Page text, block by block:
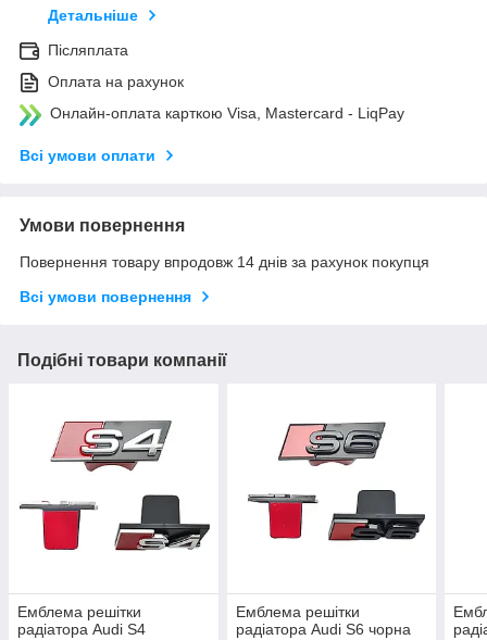
Детальніше
Післяплата
Оплата на рахунок
Онлайн-оплата карткою Visa, Mastercard - LiqPay
Всі умови оплати
Умови повернення
Повернення товару впродовж 14 днів за рахунок покупця
Всі умови повернення
Подібні товари компанії
Емблема решітки
радіатора Audi S4
Емблема решітки
радіатора Audi S6 чорна